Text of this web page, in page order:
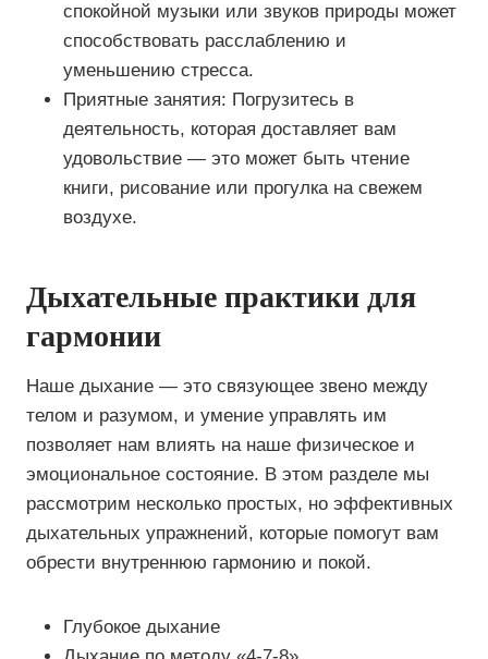
спокойной музыки или звуков природы может
способствовать расслаблению и
уменьшению стресса.
Приятные занятия: Погрузитесь в
деятельность, которая доставляет вам
удовольствие — это может быть чтение
книги, рисование или прогулка на свежем
воздухе.
Дыхательные практики для
гармонии
Наше дыхание — это связующее звено между
телом и разумом, и умение управлять им
позволяет нам влиять на наше физическое и
эмоциональное состояние. В этом разделе мы
рассмотрим несколько простых, но эффективных
дыхательных упражнений, которые помогут вам
обрести внутреннюю гармонию и покой.
Глубокое дыхание